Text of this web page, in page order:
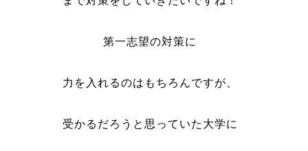
第一志望の対策に
力を入れるのはもちろんですが、
受かるだろうと思っていた大学に